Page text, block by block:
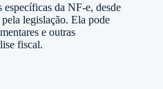
da NF-e, desde
legislação. Ela pode
e outras
fiscal.